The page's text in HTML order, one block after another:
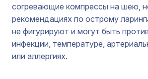
согревающие компрессы на шею,
рекомендациях по острому
не фигурируют и могут быть
инфекции, температуре,
или аллергиях.